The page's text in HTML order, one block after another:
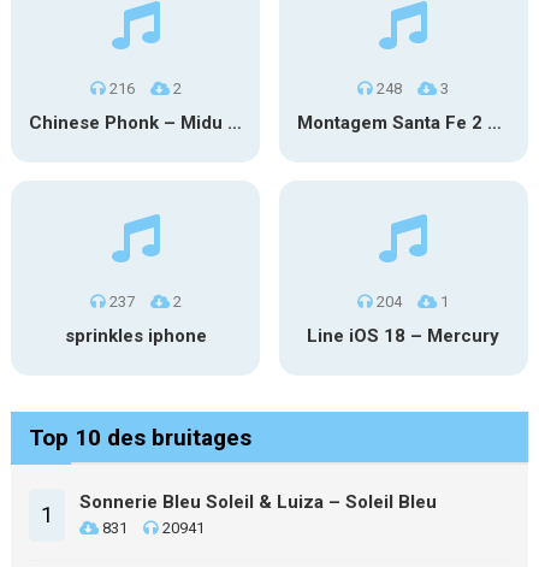
216 2
Chinese Phonk – Midu Echoing (Marimba)
248 3
Montagem Santa Fe 2 – Phonk (iPhone)
237 2
sprinkles iphone
204 1
Line iOS 18 – Mercury
Top 10 des bruitages
1 Sonnerie Bleu Soleil & Luiza – Soleil Bleu
831 20941